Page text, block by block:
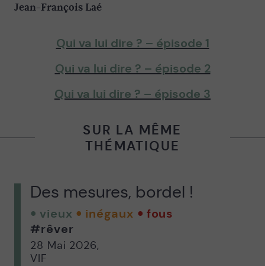
Jean-François Laé
Qui va lui dire ? – épisode 1
Qui va lui dire ? – épisode 2
Qui va lui dire ? – épisode 3
SUR LA MÊME
THÉMATIQUE
Des mesures, bordel !
vieux inégaux
fous
#rêver
28 Mai 2026,
VIF